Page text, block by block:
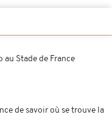
au Stade de France
de savoir où se trouve la